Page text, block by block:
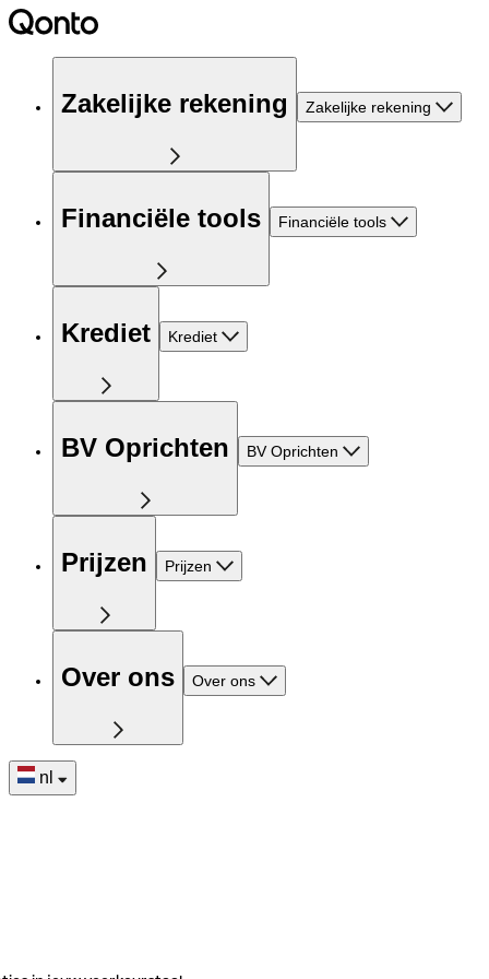
Zakelijke rekening Zakelijke rekening
Financiële tools Financiële tools
Krediet Krediet
BV Oprichten BV Oprichten
Prijzen Prijzen
Over ons Over ons
nl